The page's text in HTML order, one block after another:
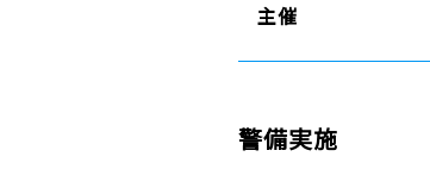
主催
警備実施